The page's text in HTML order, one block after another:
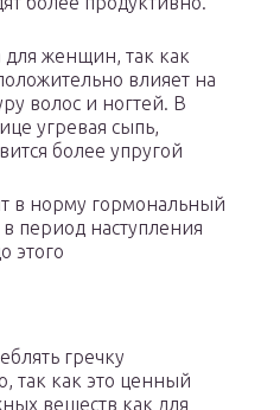
для женщин, так как
влияет на
волос и ногтей. В
угревая сыпь,
более упругой
в норму гормональный
период наступления
этого
гречку
так как это ценный
веществ как для